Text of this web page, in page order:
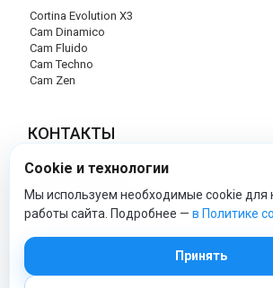
Cortina Evolution X3
Cam Dinamico
Cam Fluido
Cam Techno
Cam Zen
КОНТАКТЫ
+7 (495) 120-29-85
info@cam-official-store.ru
Cookie и технологии
Мы используем необходимые cookie для
работы сайта. Подробнее — в Политике
Принять